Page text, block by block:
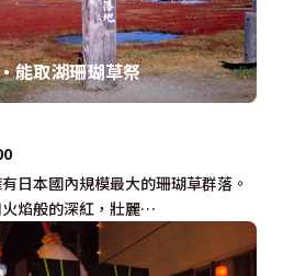
能取湖珊瑚草祭
日本國內規模最大的珊瑚草群落。
焰般的深紅，壯麗…